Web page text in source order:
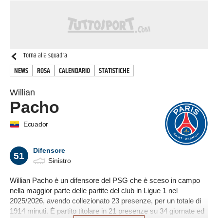
Torna alla squadra
NEWS ROSA CALENDARIO STATISTICHE
Willian
Pacho
Ecuador
51
Difensore
Sinistro
Willian Pacho è un difensore del PSG che è sceso in campo
nella maggior parte delle partite del club in Ligue 1 nel
2025/2026, avendo collezionato 23 presenze, per un totale di
1914 minuti. É partito titolare in 21 presenze su 34 giornate ed